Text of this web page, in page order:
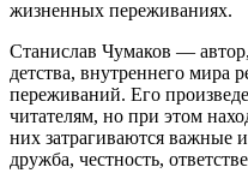
жизненных переживаниях.
Станислав Чумаков — автор,
детства, внутреннего мира
переживаний. Его
читателям, но при этом
них затрагиваются
дружба, честность,